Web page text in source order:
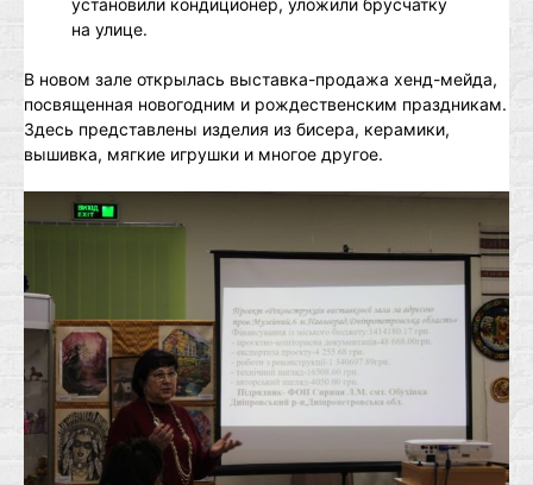
установили кондиционер, уложили брусчатку
на улице.
В новом зале открылась выставка-продажа хенд-мейда,
посвященная новогодним и рождественским праздникам.
Здесь представлены изделия из бисера, керамики,
вышивка, мягкие игрушки и многое другое.